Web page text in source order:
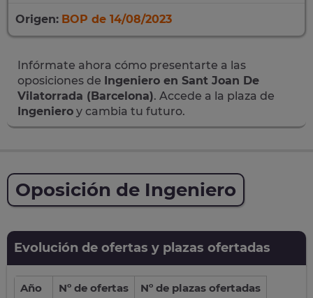
Origen: BOP de 14/08/2023
Infórmate ahora cómo presentarte a las
oposiciones de Ingeniero en Sant Joan De
Vilatorrada (Barcelona). Accede a la plaza de
Ingeniero y cambia tu futuro.
Oposición de Ingeniero
Evolución de ofertas y plazas ofertadas
Año Nº de ofertas
Nº de plazas ofertadas